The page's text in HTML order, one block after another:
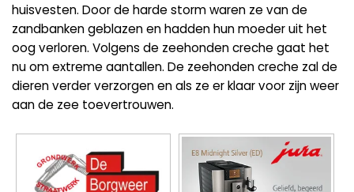
huisvesten. Door de harde storm waren ze van de
zandbanken geblazen en hadden hun moeder uit het
oog verloren. Volgens de zeehonden creche gaat het
nu om extreme aantallen. De zeehonden creche zal de
dieren verder verzorgen en als ze er klaar voor zijn weer
aan de zee toevertrouwen.